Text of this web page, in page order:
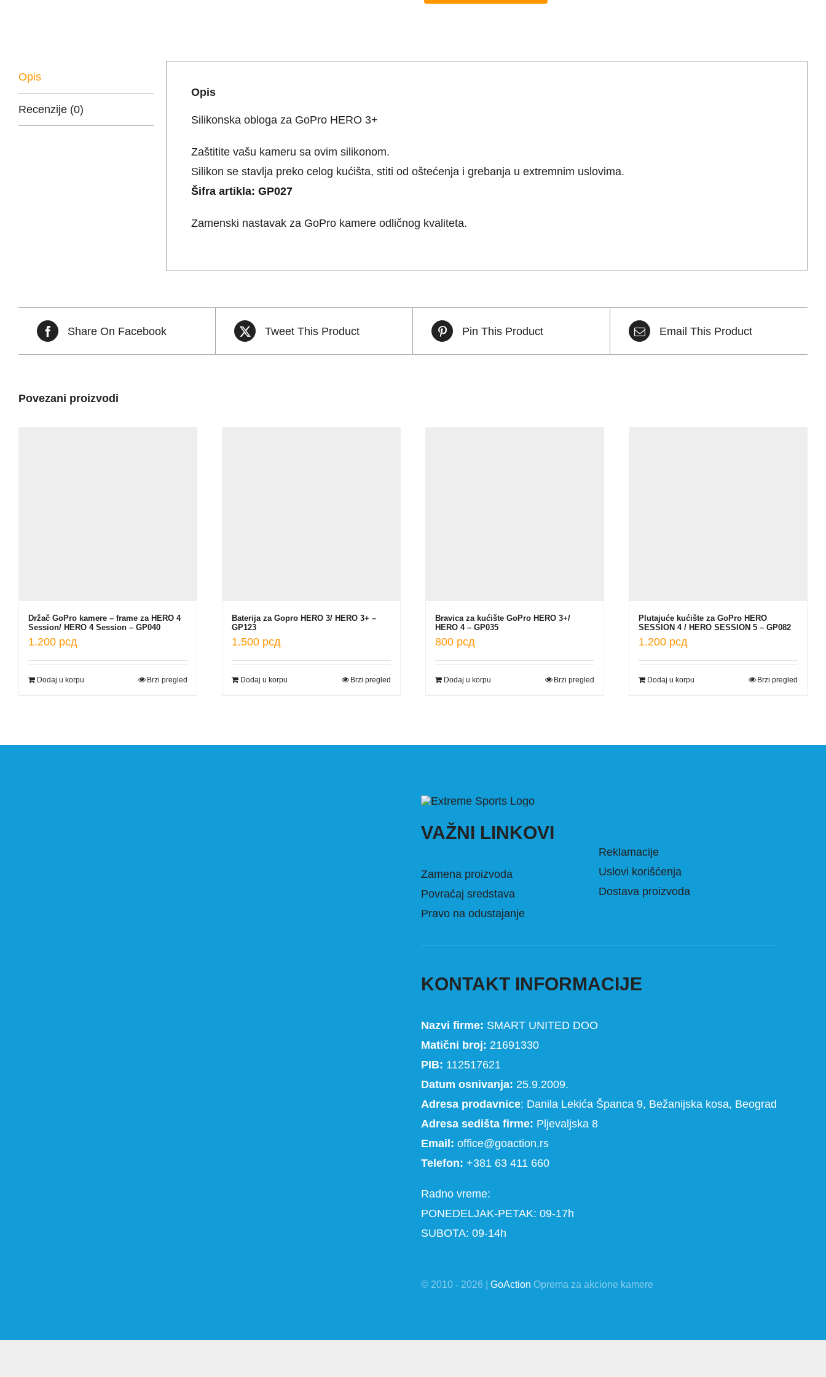
količina
Opis
Recenzije (0)
Opis
Silikonska obloga za GoPro HERO 3+
Zaštitite vašu kameru sa ovim silikonom.
Silikon se stavlja preko celog kućišta, stiti od oštećenja i grebanja u extremnim uslovima.
Šifra artikla: GP027
Zamenski nastavak za GoPro kamere odličnog kvaliteta.
Share On Facebook Tweet This Product Pin This Product Email This Product
Povezani proizvodi
Držač GoPro kamere – frame za HERO 4
Session/ HERO 4 Session – GP040
1.200 рсд
Dodaj u korpu Brzi pregled
Baterija za Gopro HERO 3/ HERO 3+ –
GP123
1.500 рсд
Dodaj u korpu Brzi pregled
Bravica za kućište GoPro HERO 3+/
HERO 4 – GP035
800 рсд
Dodaj u korpu Brzi pregled
Plutajuće kućište za GoPro HERO
SESSION 4 / HERO SESSION 5 – GP082
1.200 рсд
Dodaj u korpu Brzi pregled
VAŽNI LINKOVI
Zamena proizvoda
Povraćaj sredstava
Pravo na odustajanje
Reklamacije
Uslovi korišćenja
Dostava proizvoda
KONTAKT INFORMACIJE
Nazvi firme: SMART UNITED DOO
Matični broj: 21691330
PIB: 112517621
Datum osnivanja: 25.9.2009.
Adresa prodavnice: Danila Lekića Španca 9, Bežanijska kosa, Beograd
Adresa sedišta firme: Pljevaljska 8
Email: office@goaction.rs
Telefon: +381 63 411 660
Radno vreme:
PONEDELJAK-PETAK: 09-17h
SUBOTA: 09-14h
© 2010 - 2026 | GoAction Oprema za akcione kamere